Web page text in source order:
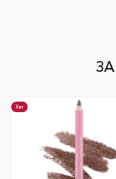
Хит